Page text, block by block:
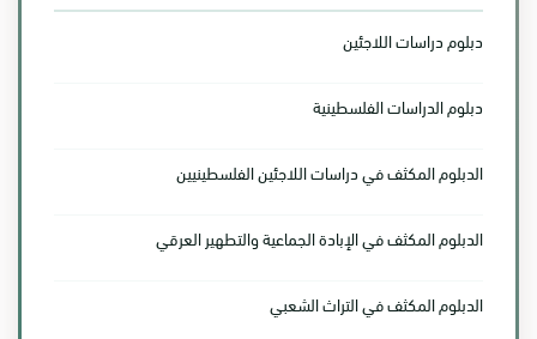
دبلوم دراسات اللاجئين
دبلوم الدراسات الفلسطينية
الدبلوم المكثف في دراسات اللاجئين الفلسطينيين
الدبلوم المكثف في الإبادة الجماعية والتطهير العرقي
الدبلوم المكثف في التراث الشعبي